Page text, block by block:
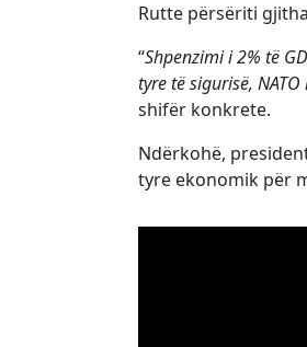
Rutte përsëriti
“Shpenzimi i 2% të
tyre të sigurisë,
shifër konkrete.
Ndërkohë,
tyre ekonomik për